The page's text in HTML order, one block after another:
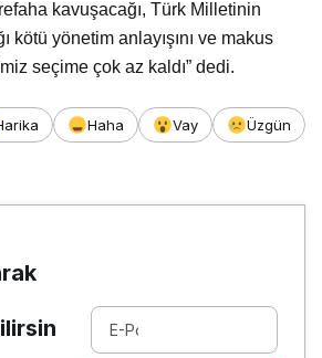
kavuşacağı, Türk Milletinin
kötü yönetim anlayışını ve makus
seçime çok az kaldı” dedi.
Haha Vay
Üzgün